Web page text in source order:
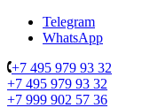
Telegram
WhatsApp
+7 495 979 93 32
+7 495 979 93 32
+7 999 902 57 36